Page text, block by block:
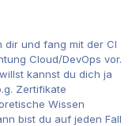
dir und fang mit der CI
Cloud/DevOps vor.
kannst du dich ja
Zertifikate
Wissen
bist du auf jeden Fall